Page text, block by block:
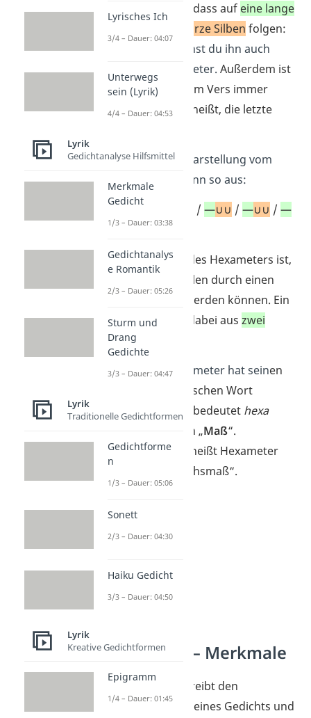
erkennst du daran, dass auf eine lange
zwei kurze Silben folgen:
—
. Deshalb nennst du ihn auch
daktylischer Hexameter. Außerdem ist
der letzte Daktylus im Vers immer
unvollständig, das heißt, die letzte
Die schematische Darstellung vom
Hexameter sieht dann so aus:
∪∪/—∪ /—∪∪ /—∪∪ /—
Eine Besonderheit des Hexameters ist,
dass manche Daktylen durch einen
Spondeus
ersetzt werden können. Ein
Spondeus besteht dabei auszwei
langen Silben
Übrigens:Der Hexameter hat seinen
Namen vom griechischen Wort
hexámetron. Dabei bedeutet hexa
“ und metron „Maß“.
Zusammengesetzt heißt Hexameter
also so viel wie „Sechsmaß“.
Hexameter — Merkmale
Versmaß
beschreibt den
klanglichen Aufbau eines Gedichts und
Lyrisches Ich
3/4 – Dauer: 04:07
Unterwegs
sein (Lyrik)
4/4 – Dauer: 04:53
Lyrik
Gedichtanalyse Hilfsmittel
Merkmale
Gedicht
1/3 – Dauer: 03:38
Gedichtanalys
e Romantik
2/3 – Dauer: 05:26
Sturm und
Drang
Gedichte
3/3 – Dauer: 04:47
Lyrik
Traditionelle Gedichtformen
Gedichtforme
n
1/3 – Dauer: 05:06
Sonett
2/3 – Dauer: 04:30
Haiku Gedicht
3/3 – Dauer: 04:50
Lyrik
Kreative Gedichtformen
Epigramm
1/4 – Dauer: 01:45